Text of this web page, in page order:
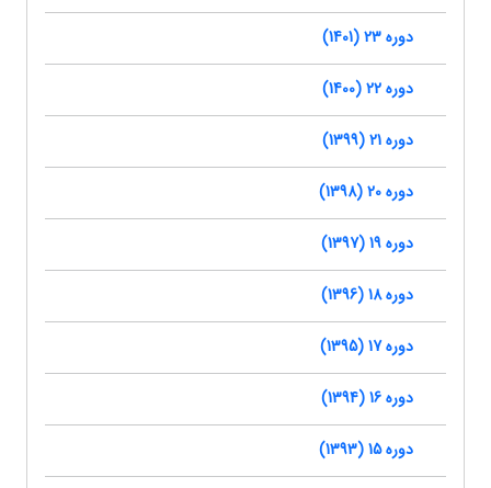
دوره 23 (1401)
دوره 22 (1400)
دوره 21 (1399)
دوره 20 (1398)
دوره 19 (1397)
دوره 18 (1396)
دوره 17 (1395)
دوره 16 (1394)
دوره 15 (1393)